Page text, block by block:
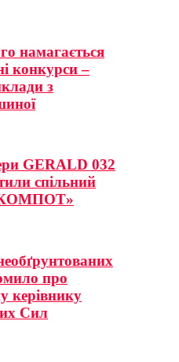
намагається
конкурси –
з
GERALD 032
спільний
про
керівнику
Сил